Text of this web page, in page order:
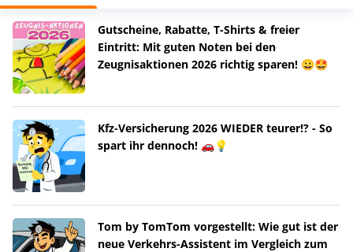
Gutscheine, Rabatte, T-Shirts & freier
Eintritt: Mit guten Noten bei den
Zeugnisaktionen 2026 richtig sparen! 😀🤩
Kfz-Versicherung 2026 WIEDER teurer!? - So
spart ihr dennoch! 🚗💡
Tom by TomTom vorgestellt: Wie gut ist der
neue Verkehrs-Assistent im Vergleich zum